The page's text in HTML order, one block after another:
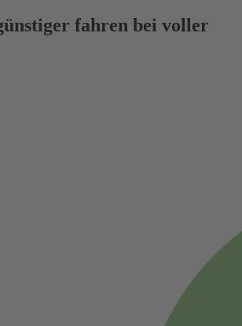
fahren bei voller